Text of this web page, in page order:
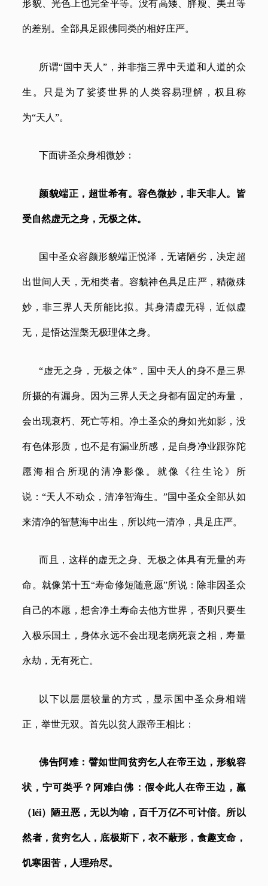
形貌、光色上也完全平等。没有高矮、胖瘦、美丑等
的差别。全部具足跟佛同类的相好庄严。
所谓“国中天人”，并非指三界中天道和人道的众
生。只是为了娑婆世界的人类容易理解，权且称
为“天人”。
下面讲圣众身相微妙：
颜貌端正，超世希有。容色微妙，非天非人。皆
受自然虚无之身，无极之体。
国中圣众容颜形貌端正悦泽，无诸陋劣，决定超
出世间人天，无相类者。容貌神色具足庄严，精微殊
妙，非三界人天所能比拟。其身清虚无碍，近似虚
无，是悟达涅槃无极理体之身。
“虚无之身，无极之体”，国中天人的身不是三界
所摄的有漏身。因为三界人天之身都有固定的寿量，
会出现衰朽、死亡等相。净土圣众的身如光如影，没
有色体形质，也不是有漏业所感，是自身净业跟弥陀
愿海相合所现的清净影像。就像《往生论》所
说：“天人不动众，清净智海生。”国中圣众全部从如
来清净的智慧海中出生，所以纯一清净，具足庄严。
而且，这样的虚无之身、无极之体具有无量的寿
命。就像第十五“寿命修短随意愿”所说：除非因圣众
自己的本愿，想舍净土寿命去他方世界，否则只要生
入极乐国土，身体永远不会出现老病死衰之相，寿量
永劫，无有死亡。
以下以层层较量的方式，显示国中圣众身相端
正，举世无双。首先以贫人跟帝王相比：
佛告阿难：譬如世间贫穷乞人在帝王边，形貌容
状，宁可类乎？阿难白佛：假令此人在帝王边，羸
（léi） 陋丑恶，无以为喻，百千万亿不可计倍。所以
然者，贫穷乞人，底极斯下，衣不蔽形，食趣支命，
饥寒困苦，人理殆尽。